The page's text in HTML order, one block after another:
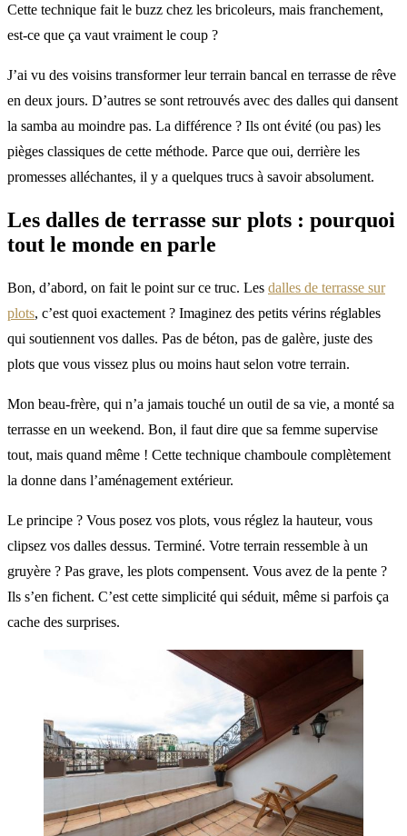
Cette technique fait le buzz chez les bricoleurs, mais franchement,
est-ce que ça vaut vraiment le coup ?
J’ai vu des voisins transformer leur terrain bancal en terrasse de rêve
en deux jours. D’autres se sont retrouvés avec des dalles qui dansent
la samba au moindre pas. La différence ? Ils ont évité (ou pas) les
pièges classiques de cette méthode. Parce que oui, derrière les
promesses alléchantes, il y a quelques trucs à savoir absolument.
Les dalles de terrasse sur plots : pourquoi
tout le monde en parle
Bon, d’abord, on fait le point sur ce truc. Les dalles de terrasse sur
plots, c’est quoi exactement ? Imaginez des petits vérins réglables
qui soutiennent vos dalles. Pas de béton, pas de galère, juste des
plots que vous vissez plus ou moins haut selon votre terrain.
Mon beau-frère, qui n’a jamais touché un outil de sa vie, a monté sa
terrasse en un weekend. Bon, il faut dire que sa femme supervise
tout, mais quand même ! Cette technique chamboule complètement
la donne dans l’aménagement extérieur.
Le principe ? Vous posez vos plots, vous réglez la hauteur, vous
clipsez vos dalles dessus. Terminé. Votre terrain ressemble à un
gruyère ? Pas grave, les plots compensent. Vous avez de la pente ?
Ils s’en fichent. C’est cette simplicité qui séduit, même si parfois ça
cache des surprises.